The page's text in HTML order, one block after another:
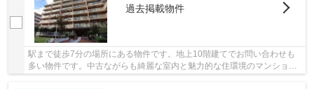
過去掲載物件
駅まで徒歩7分の場所にある物件です。地上10階建てでお問い合わせも
多い物件です。中古ながらも綺麗な室内と魅力的な住環境のマンション